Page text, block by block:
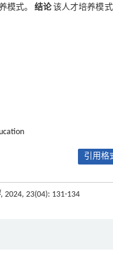
模式。结论该人才培养模式
引用格
, 2024, 23(04): 131-134